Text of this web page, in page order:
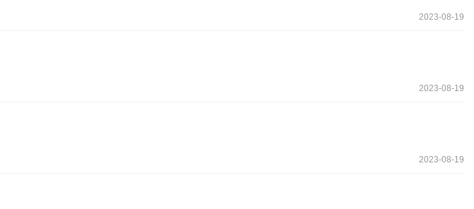
2023-08-19
2023-08-19
2023-08-19